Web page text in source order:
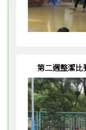
第二週整潔比